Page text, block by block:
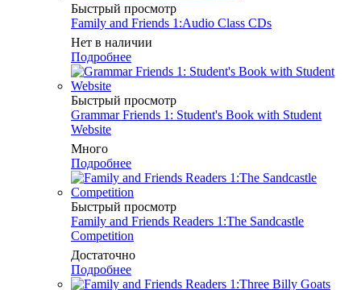
Быстрый просмотр
Family and Friends 1:Audio Class CDs
Нет в наличии
Подробнее
Быстрый просмотр
Grammar Friends 1: Student's Book with Student
Website
Много
Подробнее
Быстрый просмотр
Family and Friends Readers 1:The Sandcastle
Competition
Достаточно
Подробнее